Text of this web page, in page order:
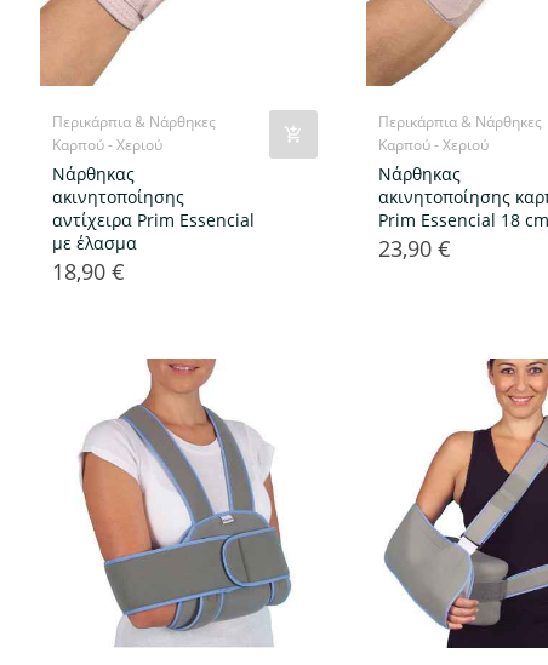
Περικάρπια & Νάρθηκες
Καρπού - Χεριού
Νάρθηκας
ακινητοποίησης
αντίχειρα Prim Essencial
με έλασμα
Τιμή
18,90 €
Περικάρπια & Νάρθηκες
Καρπού - Χεριού
Νάρθηκας
ακινητοποίησης
Prim Essencial 18 cm
Τιμή
23,90 €